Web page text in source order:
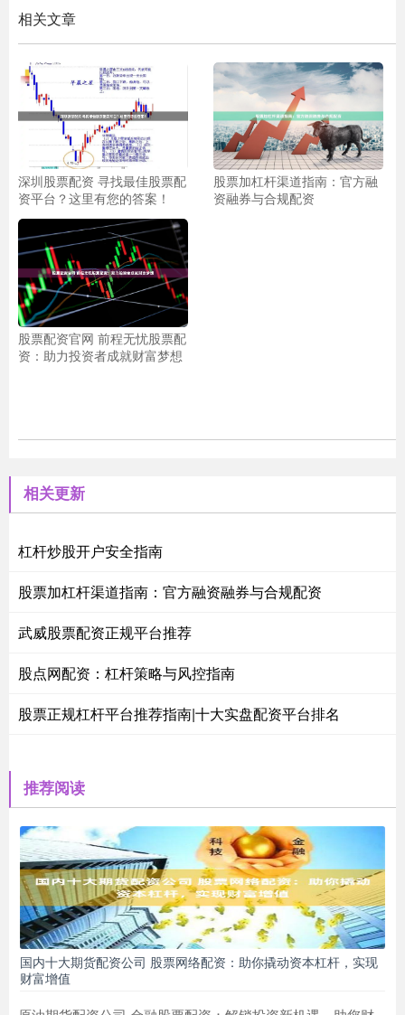
相关文章
深圳股票配资 寻找最佳股票配
资平台？这里有您的答案！
股票加杠杆渠道指南：官方融
资融券与合规配资
股票配资官网 前程无忧股票配
资：助力投资者成就财富梦想
相关更新
杠杆炒股开户安全指南
股票加杠杆渠道指南：官方融资融券与合规配资
武威股票配资正规平台推荐
股点网配资：杠杆策略与风控指南
股票正规杠杆平台推荐指南|十大实盘配资平台排名
推荐阅读
国内十大期货配资公司 股票网络配资：助你撬动资本杠杆，实现
财富增值